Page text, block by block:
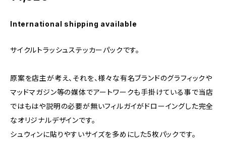
International shipping available
サイクルトラッシュステッカーパックです。
原案を店主が考え、それを、様々な有名ブランドのグラフィックや
マッドマガジン等の媒体でアートワークも手掛けている事で当店
ではもはや説明の必要が無いフィルガイがドローイングした完全
なオリジナルデザインです。
シュウィンに貼りやすいサイズを多めにした5枚パックです。